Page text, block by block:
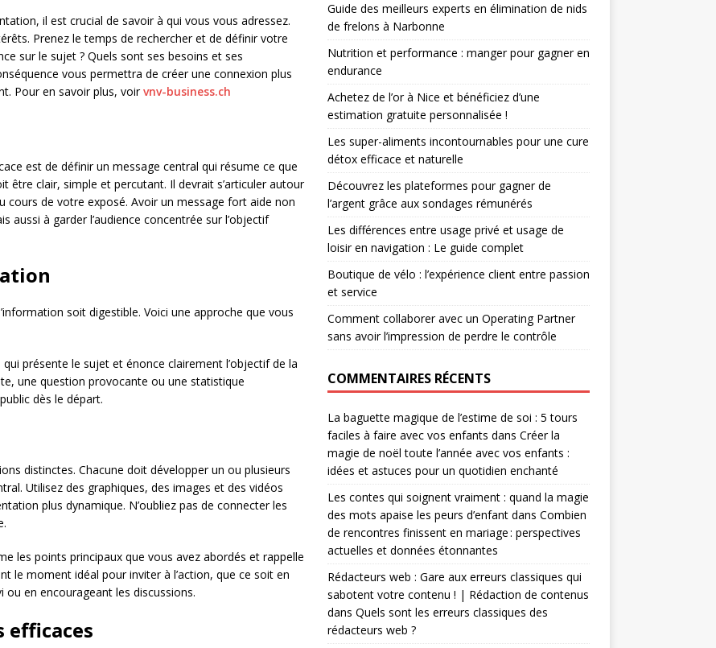
il est crucial de savoir à qui vous vous adressez.
Prenez le temps de rechercher et de définir votre
sur le sujet ? Quels sont ses besoins et ses
vous permettra de créer une connexion plus
Pour en savoir plus, voirvnv-business.ch
est de définir un message central qui résume ce que
être clair, simple et percutant. Il devrait s’articuler autour
cours de votre exposé. Avoir un message fort aide non
à garder l’audience concentrée sur l’objectif
soit digestible. Voici une approche que vous
présente le sujet et énonce clairement l’objectif de la
une question provocante ou une statistique
dès le départ.
distinctes. Chacune doit développer un ou plusieurs
Utilisez des graphiques, des images et des vidéos
plus dynamique. N’oubliez pas de connecter les
les points principaux que vous avez abordés et rappelle
le moment idéal pour inviter à l’action, que ce soit en
en encourageant les discussions.
Guide des meilleurs experts en élimination de nids
de frelons à Narbonne
Nutrition et performance : manger pour gagner en
endurance
Achetez de l’or à Nice et bénéficiez d’une
estimation gratuite personnalisée !
Les super-aliments incontournables pour une cure
détox efficace et naturelle
Découvrez les plateformes pour gagner de
l’argent grâce aux sondages rémunérés
Les différences entre usage privé et usage de
loisir en navigation : Le guide complet
Boutique de vélo : l’expérience client entre passion
et service
Comment collaborer avec un Operating Partner
sans avoir l’impression de perdre le contrôle
COMMENTAIRES RÉCENTS
La baguette magique de l’estime de soi : 5 tours
faciles à faire avec vos enfants dans Créer la
magie de noël toute l’année avec vos enfants :
idées et astuces pour un quotidien enchanté
Les contes qui soignent vraiment : quand la magie
des mots apaise les peurs d’enfantdans Combien
de rencontres finissent en mariage : perspectives
actuelles et données étonnantes
Rédacteurs web : Gare aux erreurs classiques qui
sabotent votre contenu ! | Rédaction de contenus
dans Quels sont les erreurs classiques des
rédacteurs web ?